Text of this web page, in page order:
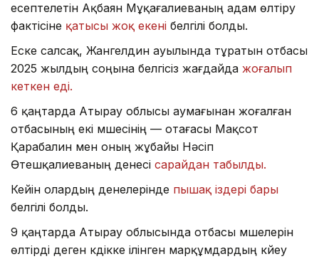
есептелетін Ақбаян Мұқағалиеваның адам өлтіру
фактісіне қатысы жоқ екені белгілі болды.
Еске салсақ, Жангелдин ауылында тұратын отбасы
2025 жылдың соңына белгісіз жағдайда жоғалып
кеткен еді.
6 қаңтарда Атырау облысы аумағынан жоғалған
отбасының екі мүшесінің — отағасы Мақсот
Қарабалин мен оның жұбайы Нәсіп
Өтешқалиеваның денесі сарайдан табылды.
Кейін олардың денелерінде пышақ іздері бары
белгілі болды.
9 қаңтарда Атырау облысында отбасы мүшелерін
өлтірді деген күдікке ілінген марқұмдардың күйеу